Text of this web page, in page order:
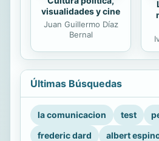
visualidades y cine
Juan Guillermo Díaz
Bernal
Últimas Búsquedas
la comunicacion test
frederic dard
albert